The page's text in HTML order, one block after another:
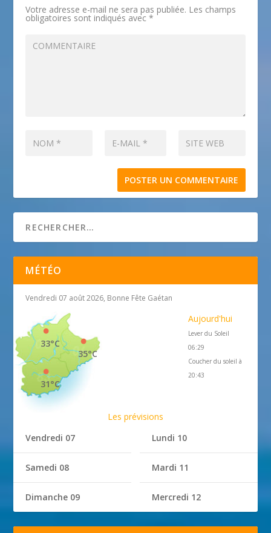
Votre adresse e-mail ne sera pas publiée. Les champs
obligatoires sont indiqués avec*
MÉTÉO
Vendredi 07 août 2026, Bonne Fête Gaétan
35°C
33°C
31°C
Aujourd'hui
Lever du Soleil
06:29
Coucher du soleil à
20:43
Les prévisions
Vendredi 07
Samedi 08
Dimanche 09
Lundi 10
Mardi 11
Mercredi 12